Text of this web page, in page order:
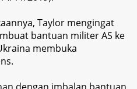
Taylor mengingat
bantuan militer AS ke
membuka